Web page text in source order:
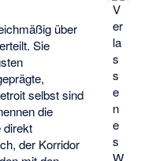
V
er
la
s
s
e
n
e
s
über
Sie
selbst sind
die
direkt
der Korridor